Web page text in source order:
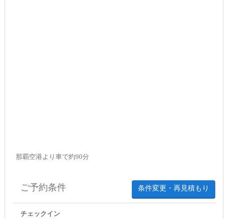
那覇空港より車で約90分
条件変更・再見積もり
ご予約条件
チェックイン